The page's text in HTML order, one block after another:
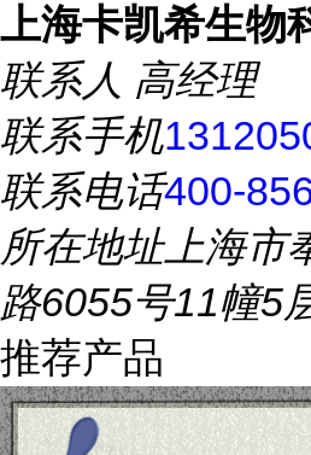
上海卡凯希生物
联系人 高经理
联系手机
联系电话400-
所在地址上海市
路6055号11幢5
推荐产品